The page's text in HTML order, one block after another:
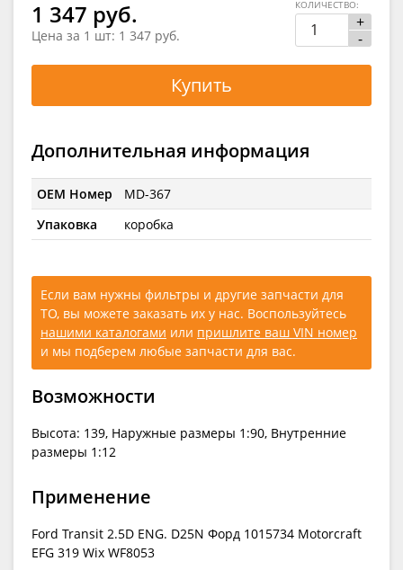
1 347 руб.
Цена за 1 шт: 1 347 руб.
+
-
КОЛИЧЕСТВО:
Купить
Дополнительная информация
OEM Номер
MD-367
Упаковка
коробка
Если вам нужны фильтры и другие запчасти для
ТО, вы можете заказать их у нас. Воспользуйтесь
нашими каталогами или пришлите ваш VIN номер
и мы подберем любые запчасти для вас.
Возможности
Высота: 139, Наружные размеры 1:90, Внутренние
размеры 1:12
Применение
Ford Transit 2.5D ENG. D25N Форд 1015734 Motorcraft
EFG 319 Wix WF8053